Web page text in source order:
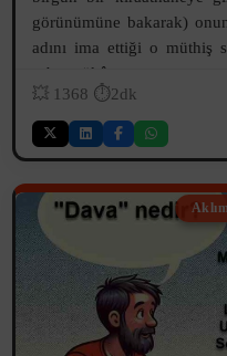
görünümüne bakarak)
adını ima ettiği o müthiş
sabr-ı sükûn...
💥 1368 ⏱️2dk